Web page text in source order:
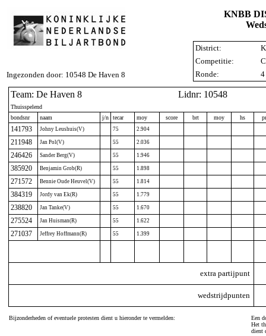
Ingezonden door: 10548 De Haven 8
KNBB
District:
Competitie:
Ronde:
4
Team: De Haven 8 Lidnr: 10548
Thuisspelend
bondsnr
naam j/n tecar moy score brt moy hs
141793 Johny Leushuis(V) 75 2.904
211948 Jan Pol(V) 55 2.036
246426 Sander Berg(V) 55 1.946
385920 Benjamin Grob(R) 55 1.898
271572 Bennie Oude Heuvel(V) 55 1.814
384319 Jordy van Ek(R) 55 1.779
238820 Jan Tanke(V) 55 1.670
275524 Jan Huisman(R) 55 1.622
271037 Jeffrey Hoffmann(R) 55 1.399
extra partijpunt
wedstrijdpunten
Bijzonderheden of eventuele protesten dient u hieronder te vermelden:
Een
Het
dient